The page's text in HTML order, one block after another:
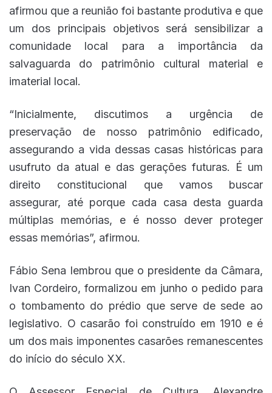
afirmou que a reunião foi bastante produtiva e que
um dos principais objetivos será sensibilizar a
comunidade local para a importância da
salvaguarda do patrimônio cultural material e
imaterial local.
“Inicialmente, discutimos a urgência de
preservação de nosso patrimônio edificado,
assegurando a vida dessas casas históricas para
usufruto da atual e das gerações futuras. É um
direito constitucional que vamos buscar
assegurar, até porque cada casa desta guarda
múltiplas memórias, e é nosso dever proteger
essas memórias”, afirmou.
Fábio Sena lembrou que o presidente da Câmara,
Ivan Cordeiro, formalizou em junho o pedido para
o tombamento do prédio que serve de sede ao
legislativo. O casarão foi construído em 1910 e é
um dos mais imponentes casarões remanescentes
do início do século XX.